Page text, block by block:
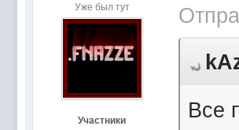
Уже был тут
Участники
Все